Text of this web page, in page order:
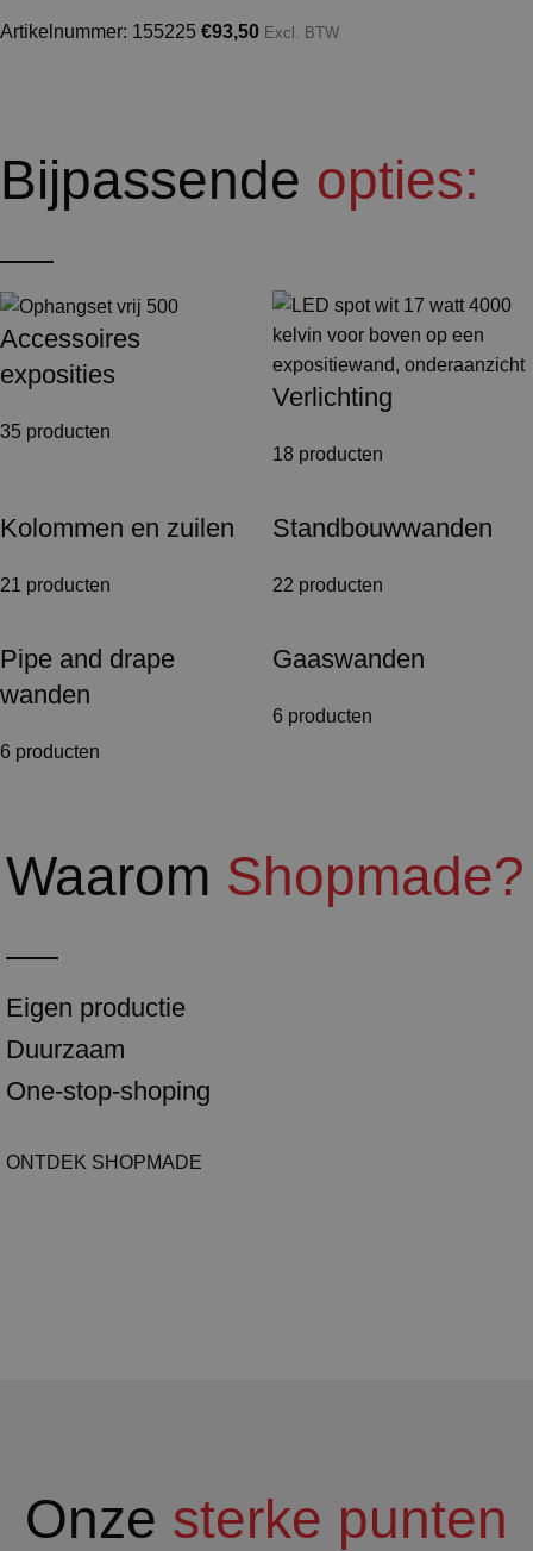
Artikelnummer: 155225 €93,50 Excl. BTW
Bijpassende opties:
Accessoires
exposities
35 producten
Verlichting
18 producten
Kolommen en zuilen
21 producten
Standbouwwanden
22 producten
Pipe and drape
wanden
6 producten
Gaaswanden
6 producten
Waarom Shopmade?
Eigen productie
Duurzaam
One-stop-shoping
ONTDEK SHOPMADE
Onze sterke punten